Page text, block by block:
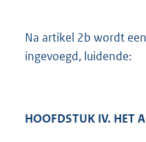
Na artikel 2b wordt
ingevoegd, luidende:
HOOFDSTUK IV. HET